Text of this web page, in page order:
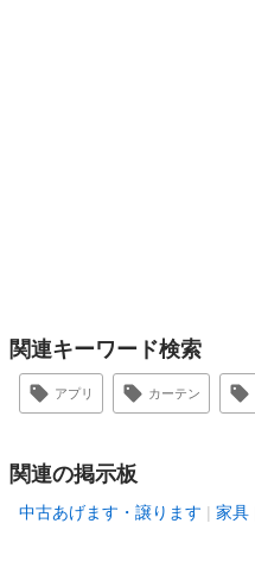
関連キーワード検索
アプリ カーテン
関連の掲示板
中古あげます・譲ります 家具